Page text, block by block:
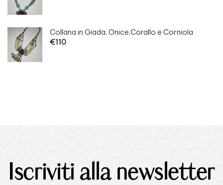
Collana in Giada, Onice,Corallo e Corniola
€110
Iscriviti alla newsletter